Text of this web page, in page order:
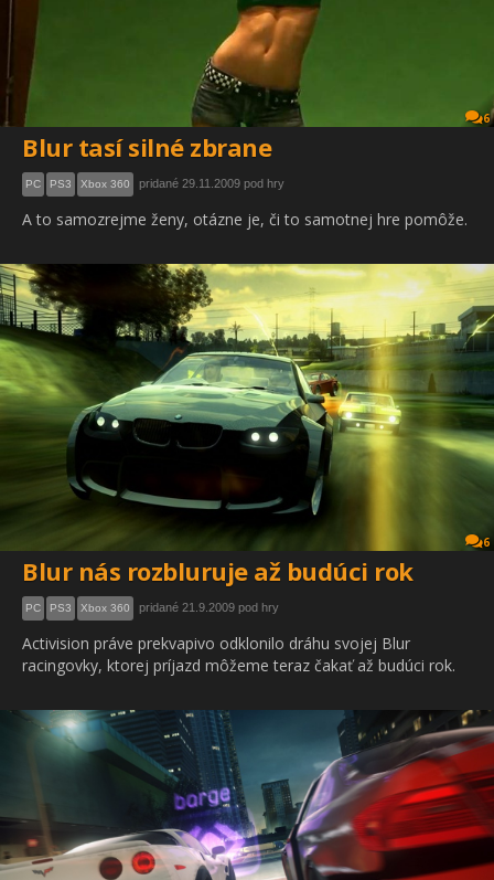
6
Blur tasí silné zbrane
PC PS3 Xbox 360 pridané 29.11.2009 pod hry
A to samozrejme ženy, otázne je, či to samotnej hre pomôže.
6
Blur nás rozbluruje až budúci rok
PC PS3 Xbox 360 pridané 21.9.2009 pod hry
Activision práve prekvapivo odklonilo dráhu svojej Blur
racingovky, ktorej príjazd môžeme teraz čakať až budúci rok.